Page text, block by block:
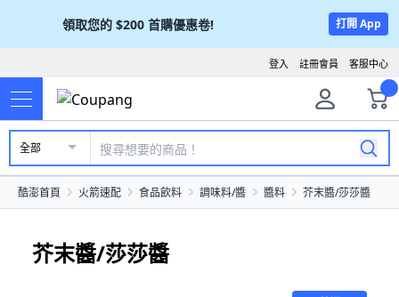
領取您的 $200 首購優惠卷! 打開 App
客服中心
註冊會員
登入
全部
酷澎首頁 火箭速配 食品飲料 調味料/醬 醬料 芥末醬/莎莎醬
芥末醬/莎莎醬